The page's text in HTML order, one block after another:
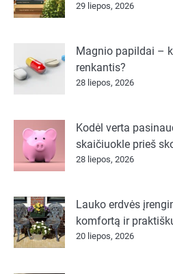
29 liepos, 2026
Magnio papildai –
renkantis?
28 liepos, 2026
Kodėl verta
skaičiuokle prieš
28 liepos, 2026
Lauko erdvės
komfortą ir
20 liepos, 2026